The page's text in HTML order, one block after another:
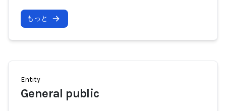
もっと
Entity
General public